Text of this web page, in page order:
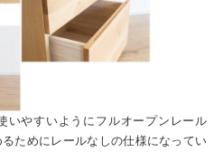
いやすいようにフルオープンレール
ためにレールなしの仕様になってい